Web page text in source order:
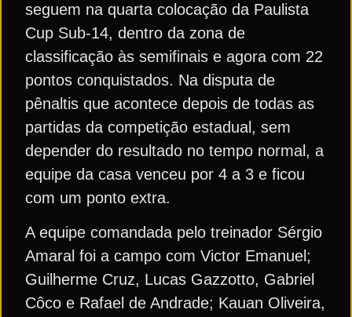
seguem na quarta colocação da Paulista
Cup Sub-14, dentro da zona de
classificação às semifinais e agora com 22
pontos conquistados. Na disputa de
pênaltis que acontece depois de todas as
partidas da competição estadual, sem
depender do resultado no tempo normal, a
equipe da casa venceu por 4 a 3 e ficou
com um ponto extra.
A equipe comandada pelo treinador Sérgio
Amaral foi a campo com Victor Emanuel;
Guilherme Cruz, Lucas Gazzotto, Gabriel
Côco e Rafael de Andrade; Kauan Oliveira,